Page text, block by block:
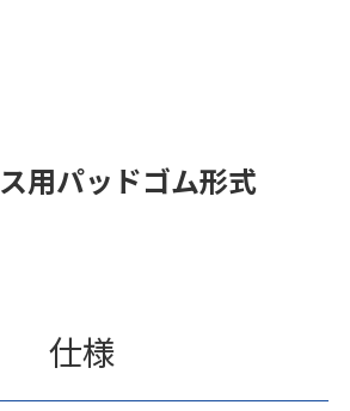
用パッドゴム形式
仕様